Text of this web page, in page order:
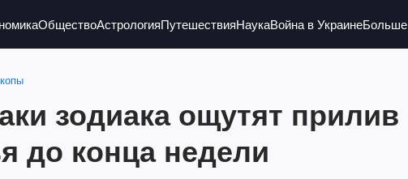
ОбществоАстрологияПутешествияНаукаВойна в УкраинеБольше
зодиака ощутят прилив
до конца недели